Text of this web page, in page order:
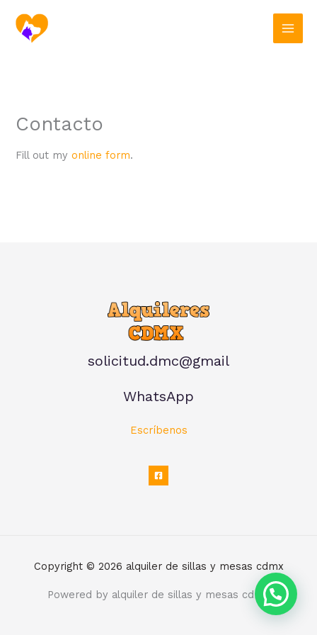
contenido
Contacto
Fill out myonline form.
solicitud.dmc@gmail
WhatsApp
Escríbenos
Copyright © 2026 alquiler de sillas y mesas cdmx
Powered by alquiler de sillas y mesas cdmx